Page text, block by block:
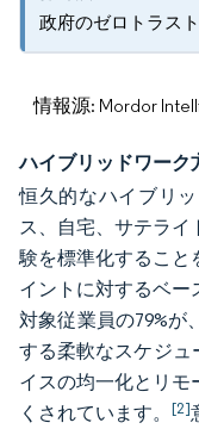
政府のゼロトラス
情報源: Mordor
ハイブリッドワーク
恒久的なハイブリ
ス、自宅、サテラ
験を標準化すること
イントに対するベー
対象従業員の79%が
する柔軟なスケジ
イスの均一化とリモ
くされています。 [2]